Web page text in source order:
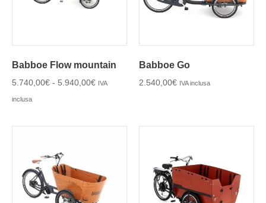
Babboe Flow mountain
5.740,00€ - 5.940,00€ IVA
inclusa
Babboe Go
2.540,00€ IVA inclusa